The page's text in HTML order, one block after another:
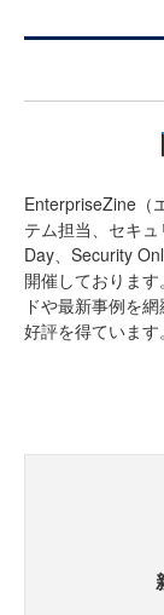
EnterpriseZine（
テム担当、セキ
Day、Security
開催しておりま
ドや最新事例を
好評を得ています。